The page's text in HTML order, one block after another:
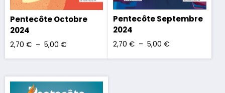
Pentecôte Octobre
2024
2,70 € – 5,00 €
Pentecôte Septembre
2024
2,70€ – 5,00€